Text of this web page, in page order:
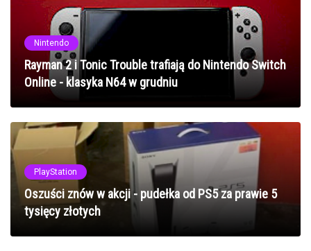
Nintendo
Rayman 2 i Tonic Trouble trafiają do Nintendo Switch
Online - klasyka N64 w grudniu
PlayStation
Oszuści znów w akcji - pudełka od PS5 za prawie 5
tysięcy złotych